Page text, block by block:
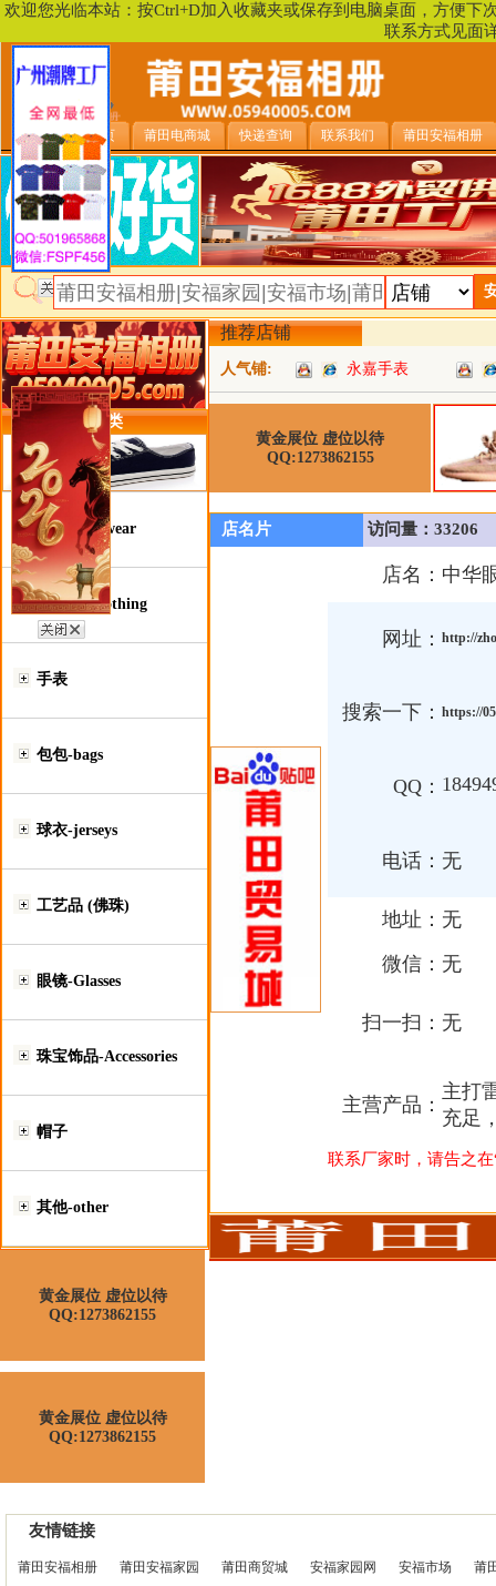
欢迎您光临本站：按Ctrl+D加入收藏夹或保存到电脑桌面，方便
联系方式见面
安福相册首页 莆田电商城 快递查询 联系我们 莆田安福相册
类目详细分类
鞋类-Footwear
服装类-Clothing
手表
包包-bags
球衣-jerseys
工艺品 (佛珠)
眼镜-Glasses
珠宝饰品-Accessories
帽子
其他-other
黄金展位 虚位以待
QQ:1273862155
黄金展位 虚位以待
QQ:1273862155
推荐店铺
人气铺: 永嘉手表
黄金展位 虚位以待
QQ:1273862155
店名片 访问量：33206
店名： 中华
网址： http://
搜索一下： https://
QQ：
电话： 无
地址： 无
微信： 无
扫一扫： 无
主营产品：
主打
充足
联系厂家时，请告之
友情链接
莆田安福相册 莆田安福家园 莆田商贸城 安福家园网 安福市场 莆